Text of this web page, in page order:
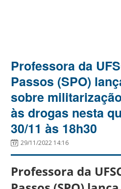
Professora da
Passos (SPO)
sobre
às drogas nesta
30/11 às 18h30
29/11/2022 14:16
Professora da